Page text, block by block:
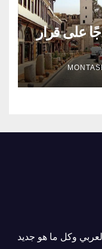
على قرار
وكل ما هو جديد